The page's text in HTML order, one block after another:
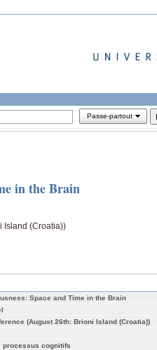
Passe-partout
in the Brain
Island (Croatia))
Space and Time in the Brain
(August 26th: Brioni Island (Croatia))
processus cognitifs